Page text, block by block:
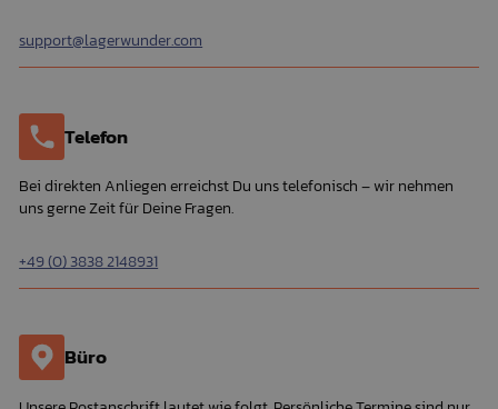
support@lagerwunder.com
Telefon
Bei direkten Anliegen erreichst Du uns telefonisch – wir nehmen
uns gerne Zeit für Deine Fragen.
+49 (0) 3838 2148931
Büro